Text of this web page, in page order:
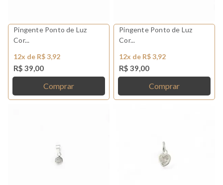
Pingente Ponto de Luz
Cor...
12x de R$ 3,92
R$ 39,00
Comprar
Pingente Ponto de Luz
Cor...
12x de R$ 3,92
R$ 39,00
Comprar